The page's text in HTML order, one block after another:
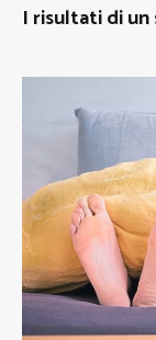
I risultati di